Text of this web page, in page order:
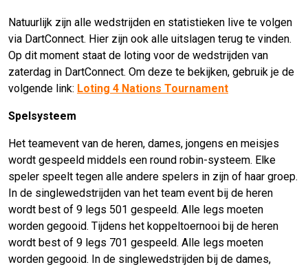
Natuurlijk zijn alle wedstrijden en statistieken live te volgen
via DartConnect. Hier zijn ook alle uitslagen terug te vinden.
Op dit moment staat de loting voor de wedstrijden van
zaterdag in DartConnect. Om deze te bekijken, gebruik je de
volgende link: Loting 4 Nations Tournament
Spelsysteem
Het teamevent van de heren, dames, jongens en meisjes
wordt gespeeld middels een round robin-systeem. Elke
speler speelt tegen alle andere spelers in zijn of haar groep.
In de singlewedstrijden van het team event bij de heren
wordt best of 9 legs 501 gespeeld. Alle legs moeten
worden gegooid. Tijdens het koppeltoernooi bij de heren
wordt best of 9 legs 701 gespeeld. Alle legs moeten
worden gegooid. In de singlewedstrijden bij de dames,